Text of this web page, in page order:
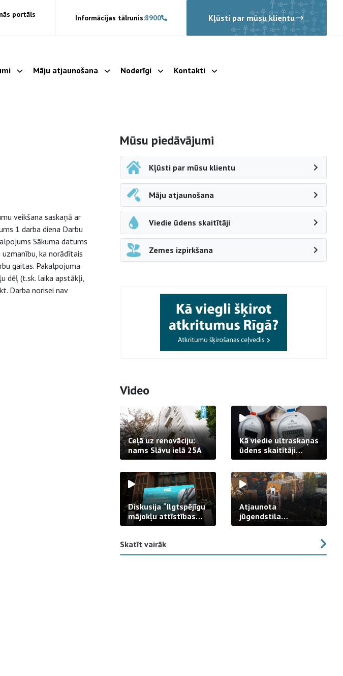
portāls Informācijas tālrunis:8900 Kļūsti par mūsu klientu
Parādīt apakšizvēlni
Māju atjaunošana Parādīt apakšizvēlni
Noderīgi Parādīt apakšizvēlni
Kontakti Parādīt apakšizvēlni
veikšana saskaņā ar
1 darba diena Darbu
Sākuma datums
ka norādītais
gaitas. Pakalpojuma
dēļ (t.sk. laika apstākļi,
Darba norisei nav
Sāna navigācija
Mūsu piedāvājumi
Kļūsti par mūsu klientu
Māju atjaunošana
Viedie ūdens skaitītāji
Zemes izpirkšana
Video
Ceļā uz renovāciju:
nams Slāvu ielā 25A
Kā viedie ultraskaņas
ūdens skaitītāji
strādā praksē
Diskusija “Ilgtspējīgu
mājokļu attīstības
izaicinājums”
Atjaunota
jūgendstila
arhitektūras pērles
Skatīt vairāk